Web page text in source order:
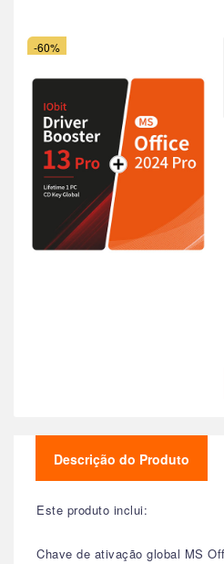
-60%
Descrição do Produto
Este produto inclui:
Chave de ativação global MS